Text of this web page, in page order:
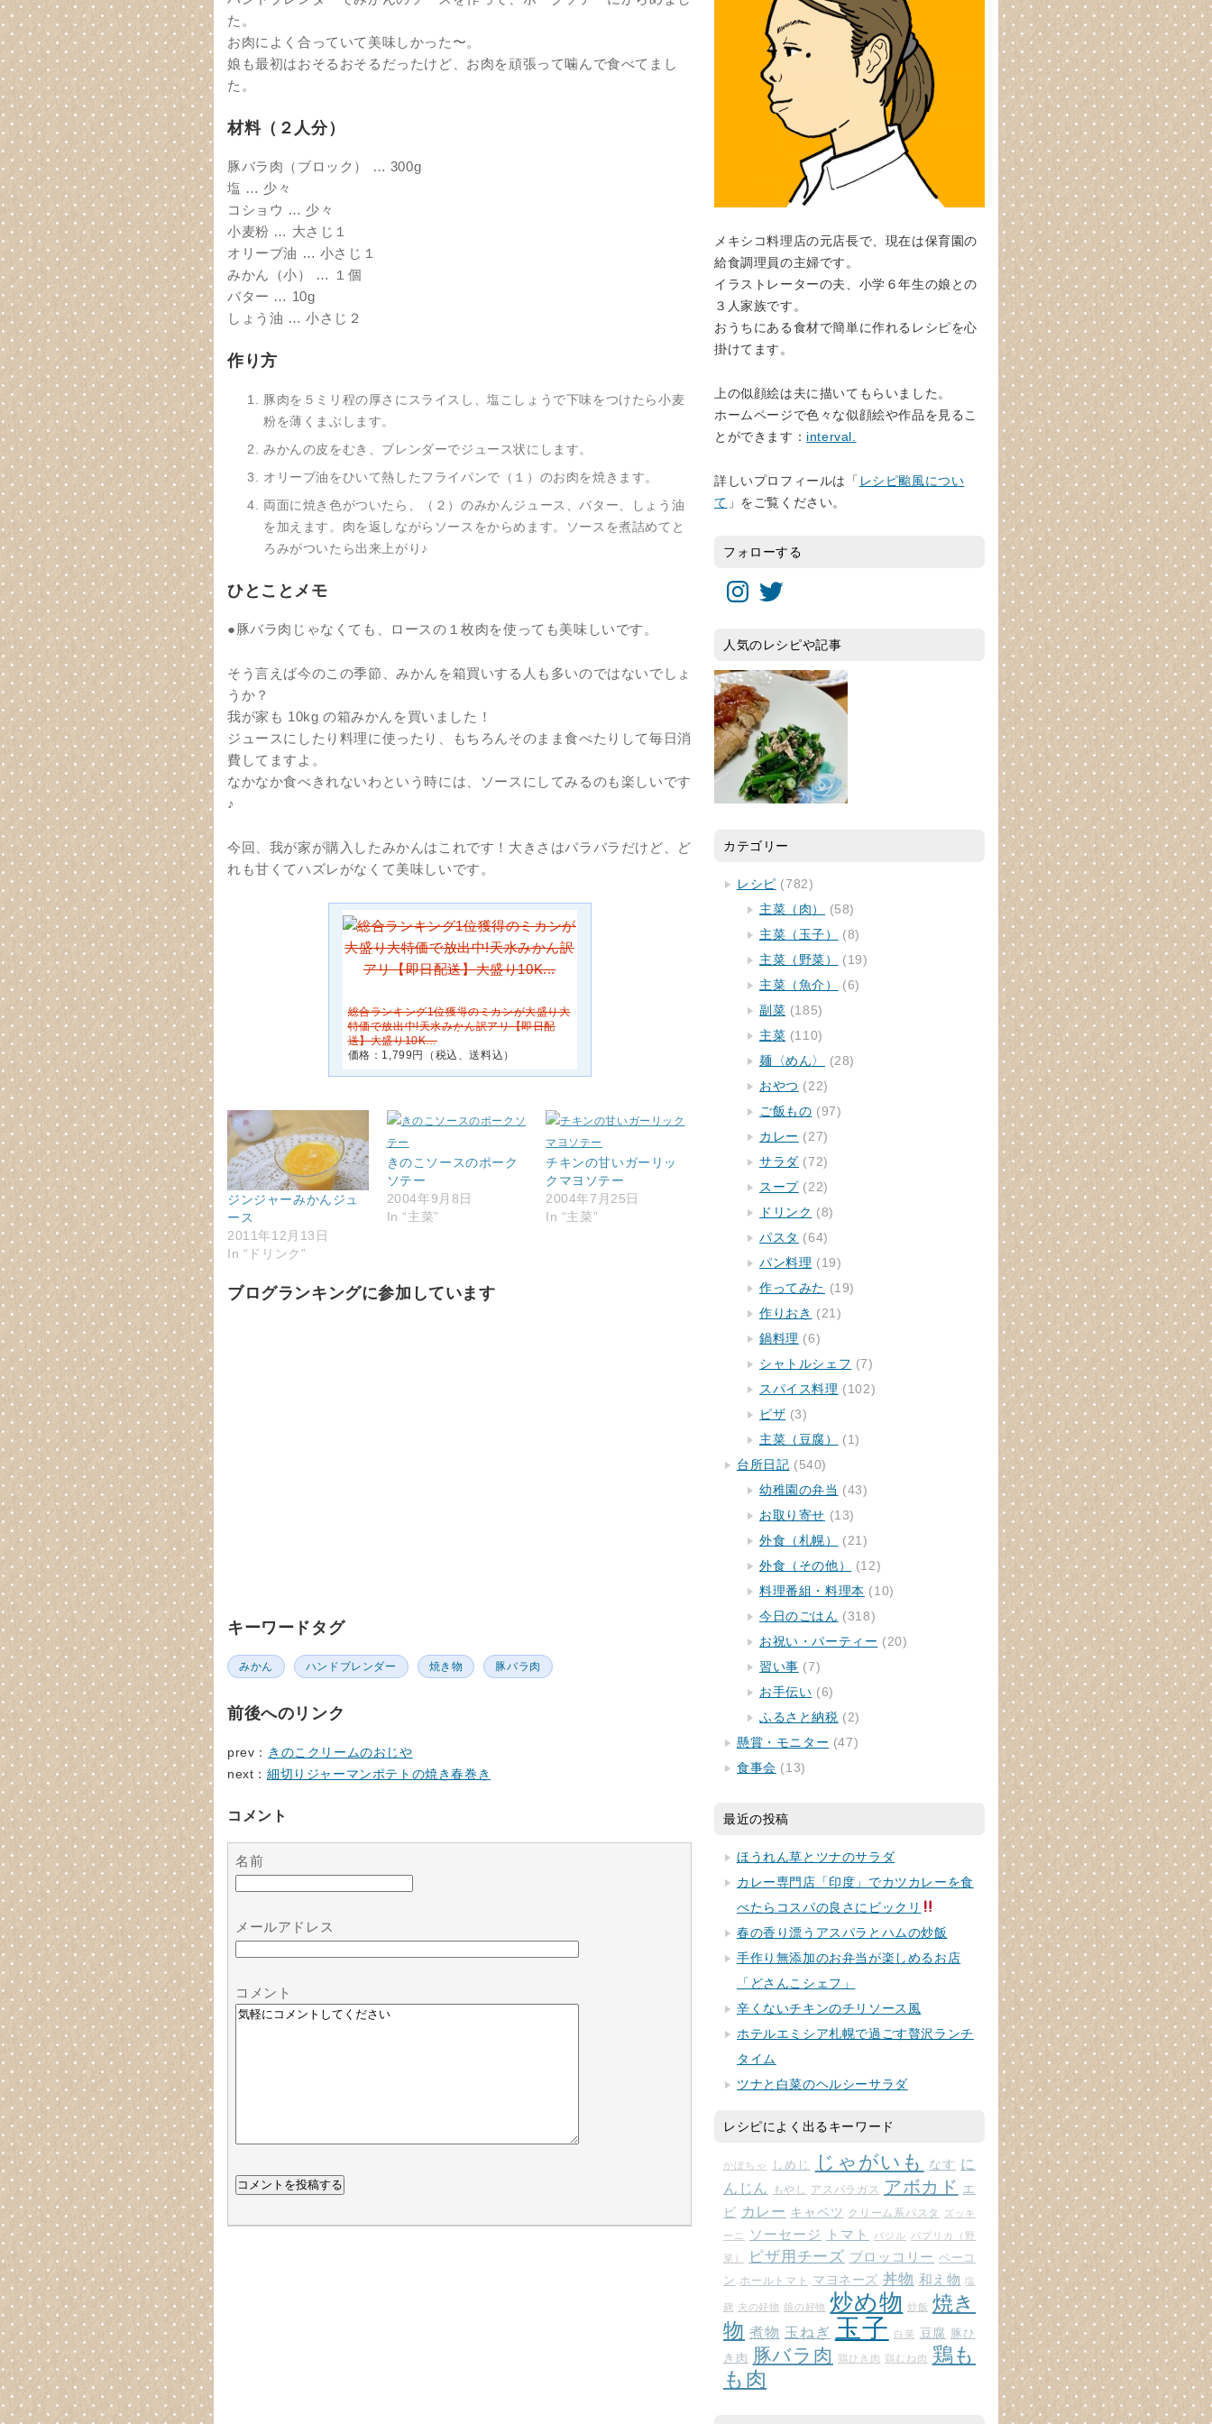
た。
お肉によく合っていて美味しかった〜。
娘も最初はおそるおそるだったけど、お肉を頑張って噛んで食べてまし
た。
材料（２人分）
豚バラ肉（ブロック） … 300g
塩 … 少々
コショウ … 少々
小麦粉 … 大さじ１
オリーブ油 … 小さじ１
みかん（小） … １個
バター … 10g
しょう油 … 小さじ２
作り方
豚肉を５ミリ程の厚さにスライスし、塩こしょうで下味をつけたら小麦
粉を薄くまぶします。
みかんの皮をむき、ブレンダーでジュース状にします。
オリーブ油をひいて熱したフライパンで（１）のお肉を焼きます。
両面に焼き色がついたら、（２）のみかんジュース、バター、しょう油
を加えます。肉を返しながらソースをからめます。ソースを煮詰めてと
ろみがついたら出来上がり♪
ひとことメモ
●豚バラ肉じゃなくても、ロースの１枚肉を使っても美味しいです。
そう言えば今のこの季節、みかんを箱買いする人も多いのではないでしょ
うか？
我が家も 10kg の箱みかんを買いました！
ジュースにしたり料理に使ったり、もちろんそのまま食べたりして毎日消
費してますよ。
なかなか食べきれないわという時には、ソースにしてみるのも楽しいです
♪
今回、我が家が購入したみかんはこれです！大きさはバラバラだけど、ど
れも甘くてハズレがなくて美味しいです。
総合ランキング1位獲得のミカンが大盛り大
特価で放出中!天水みかん訳アリ【即日配
送】大盛り10K…
価格：1,799円（税込、送料込）
ジンジャーみかんジュ
ース
2011年12月13日
In “ドリンク”
きのこソースのポーク
ソテー
2004年9月8日
In “主菜”
チキンの甘いガーリッ
クマヨソテー
2004年7月25日
In “主菜”
ブログランキングに参加しています
キーワードタグ
みかん ハンドブレンダー 焼き物 豚バラ肉
前後へのリンク
prev： きのこクリームのおじや
next： 細切りジャーマンポテトの焼き春巻き
コメント
名前
メールアドレス
コメント
メキシコ料理店の元店長で、現在は保育園の
給食調理員の主婦です。
イラストレーターの夫、小学６年生の娘との
３人家族です。
おうちにある食材で簡単に作れるレシピを心
掛けてます。
上の似顔絵は夫に描いてもらいました。
ホームページで色々な似顔絵や作品を見るこ
とができます： interval.
詳しいプロフィールは「 レシピ颱風につい
て 」をご覧ください。
フォローする
Instagram
Twitter
人気のレシピや記事
カテゴリー
レシピ (782)
主菜（肉）
(58)
主菜（玉子）
(8)
主菜（野菜）
(19)
主菜（魚介）
(6)
副菜 (185)
主菜 (110)
麺〈めん〉
(28)
おやつ (22)
ご飯もの (97)
カレー (27)
サラダ (72)
スープ(22)
ドリンク (8)
パスタ (64)
パン料理 (19)
作ってみた (19)
作りおき (21)
鍋料理 (6)
シャトルシェフ (7)
スパイス料理 (102)
ピザ (3)
主菜（豆腐）
(1)
台所日記 (540)
幼稚園の弁当 (43)
お取り寄せ (13)
外食（札幌）
(21)
外食（その他）
(12)
料理番組・料理本 (10)
今日のごはん (318)
お祝い・パーティー (20)
習い事 (7)
お手伝い (6)
ふるさと納税 (2)
懸賞・モニター (47)
食事会 (13)
最近の投稿
ほうれん草とツナのサラダ
カレー専門店「印度」でカツカレーを食
べたらコスパの良さにビックリ
春の香り漂うアスパラとハムの炒飯
手作り無添加のお弁当が楽しめるお店
「どさんこシェフ」
辛くないチキンのチリソース風
ホテルエミシア札幌で過ごす贅沢ランチ
タイム
ツナと白菜のヘルシーサラダ
レシピによく出るキーワード
かぼちゃ しめじ じゃがいも なす に
んじん
もやし アスパラガス アボカド
エ
ビ カレー キャベツ クリーム系パスタ ズッキ
ーニ ソーセージ トマト バジル パプリカ（野
菜） ピザ用チーズ ブロッコリー ベーコ
ン ホールトマト マヨネーズ 丼物 和え物 塩
麹 夫の好物 娘の好物 炒め物 炒飯 焼き
物 煮物 玉ねぎ 玉子 白菜 豆腐 豚ひ
き肉 豚バラ肉 鶏ひき肉 鶏むね肉 鶏も
も肉